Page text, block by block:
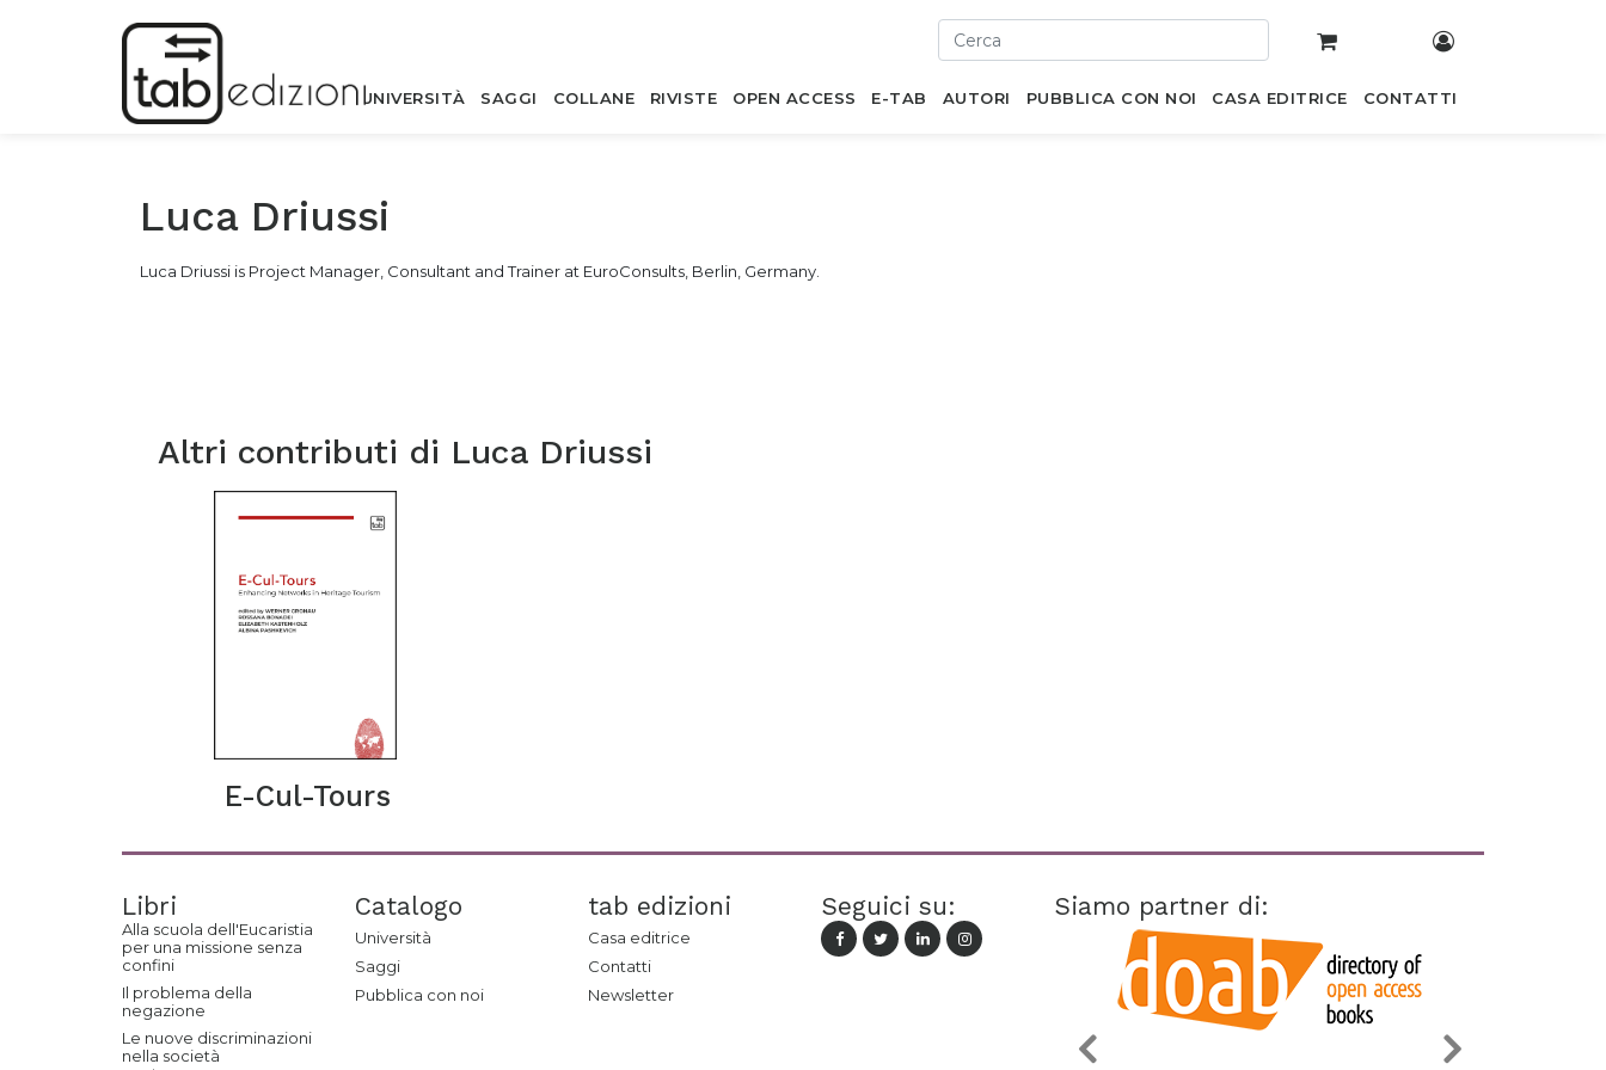
UNIVERSITÀ SAGGI COLLANE RIVISTE OPEN ACCESS E-TAB AUTORI PUBBLICA CON NOI CASA EDITRICE CONTATTI
Luca Driussi
Luca Driussi is Project Manager, Consultant and Trainer at EuroConsults, Berlin, Germany.
Altri contributi di Luca Driussi
E-Cul-Tours
Libri
Alla scuola dell'Eucaristia
per una missione senza
confini
Il problema della
negazione
Le nuove discriminazioni
nella società
Catalogo
Università
Saggi
Pubblica con noi
tab edizioni
Casa editrice
Contatti
Newsletter
Seguici su: Siamo partner di: